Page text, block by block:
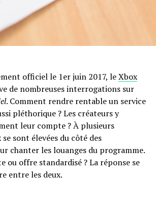
officiel le 1er juin 2017, leXbox
de nombreuses interrogations sur
. Comment rendre rentable un service
pléthorique ? Les créateurs y
leur compte ? À plusieurs
sont élevées du côté des
chanter les louanges du programme.
ou offre standardisé ? La réponse se
entre les deux.